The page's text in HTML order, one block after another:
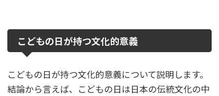
こどもの日が持つ文化的意義
こどもの日が持つ文化的意義について説明します。
結論から言えば、こどもの日は日本の伝統文化の中